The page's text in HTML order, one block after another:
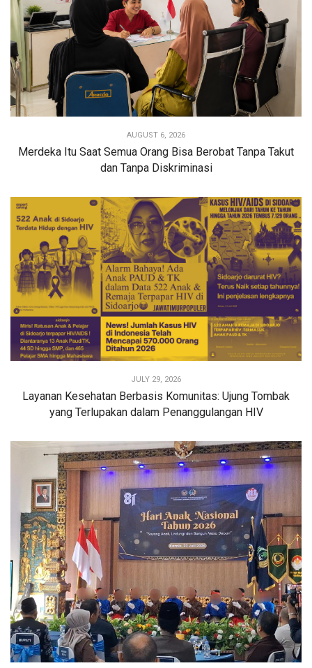
AUGUST 6, 2026
Merdeka Itu Saat Semua Orang Bisa Berobat Tanpa Takut
dan Tanpa Diskriminasi
JULY 29, 2026
Layanan Kesehatan Berbasis Komunitas: Ujung Tombak
yang Terlupakan dalam Penanggulangan HIV